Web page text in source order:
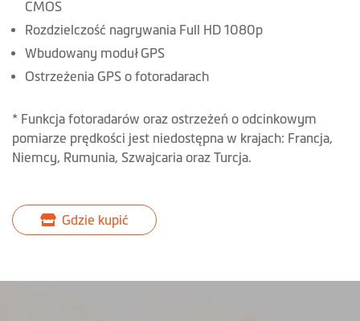
CMOS
Rozdzielczość nagrywania Full HD 1080p
Wbudowany moduł GPS
Ostrzeżenia GPS o fotoradarach
* Funkcja fotoradarów oraz ostrzeżeń o odcinkowym
pomiarze prędkości jest niedostępna w krajach: Francja,
Niemcy, Rumunia, Szwajcaria oraz Turcja.
Gdzie kupić